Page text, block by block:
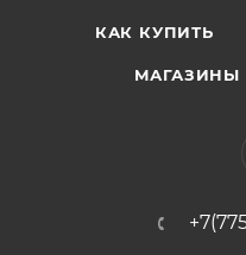
КАК КУПИТЬ
МАГАЗИНЫ